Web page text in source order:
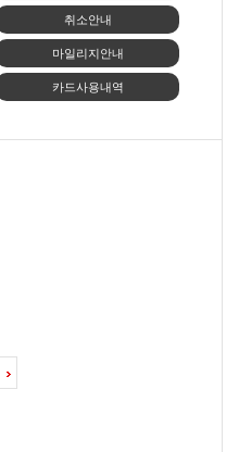
취소안내
마일리지안내
카드사용내역